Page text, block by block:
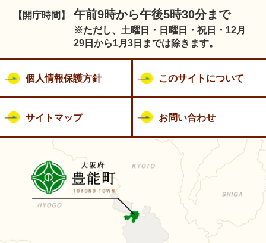
【開庁時間】 午前9時から午後5時30分まで
※ただし、土曜日・日曜日・祝日・12月
29日から1月3日までは除きます。
個人情報保護方針 このサイトについて
サイトマップ お問い合わせ